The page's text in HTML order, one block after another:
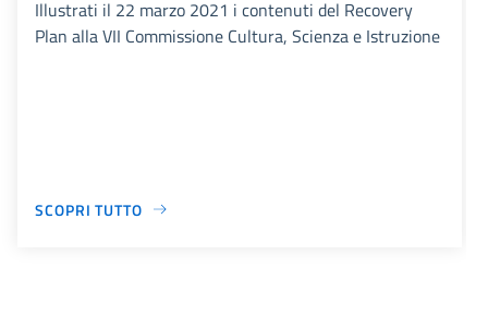
Illustrati il 22 marzo 2021 i contenuti del Recovery
Plan alla VII Commissione Cultura, Scienza e Istruzione
SCOPRI TUTTO